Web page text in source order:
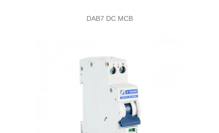
DAB7 DC MCB